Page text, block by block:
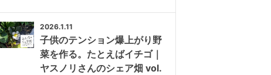
2026.1.11
子供のテンション爆上がり野
菜を作る。たとえばイチゴ｜
ヤスノリさんのシェア畑 vol.